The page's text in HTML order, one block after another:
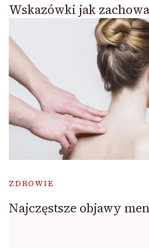
Wskazówki jak
ZDROWIE
Najczęstsze objawy